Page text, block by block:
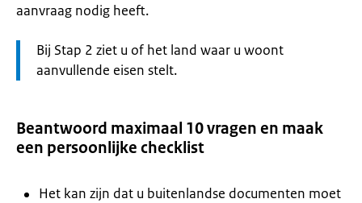
aanvraag nodig heeft.
Let
op:
Bij Stap 2 ziet u of het land waar u woont
aanvullende eisen stelt.
Beantwoord maximaal 10 vragen en maak
een persoonlijke checklist
Het kan zijn dat u buitenlandse documenten moet